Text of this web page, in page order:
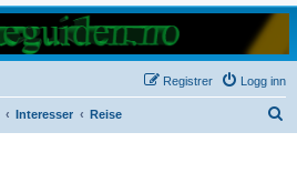
Logg inn
Registrer
Interesser Reise